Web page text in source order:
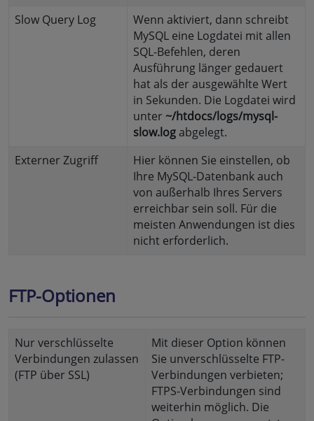
Slow Query Log
Wenn aktiviert, dann schreibt
MySQL eine Logdatei mit allen
SQL-Befehlen, deren
Ausführung länger gedauert
hat als der ausgewählte Wert
in Sekunden. Die Logdatei wird
unter ~/htdocs/logs/mysql-
slow.logabgelegt.
Externer Zugriff
Hier können Sie einstellen, ob
Ihre MySQL-Datenbank auch
von außerhalb Ihres Servers
erreichbar sein soll. Für die
meisten Anwendungen ist dies
nicht erforderlich.
FTP-Optionen
Nur verschlüsselte
Verbindungen zulassen
(FTP über SSL)
Mit dieser Option können
Sie unverschlüsselte FTP-
Verbindungen verbieten;
FTPS-Verbindungen sind
weiterhin möglich. Die